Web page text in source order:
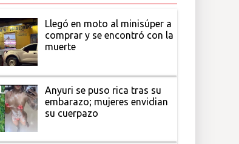
Llegó en moto al minisúper a
comprar y se encontró con la
muerte
Anyuri se puso rica tras su
embarazo; mujeres envidian
su cuerpazo